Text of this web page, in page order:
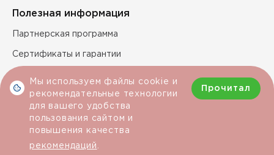
Полезная информация
Партнерская программа
Сертификаты и гарантии
Условия покупки
Мы используем файлы cookie и
рекомендательные технологии
для вашего удобства
пользования сайтом и
повышения качества
рекомендаций
Прочитал